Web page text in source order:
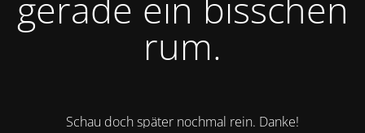
rum.
Schau doch später nochmal rein. Danke!